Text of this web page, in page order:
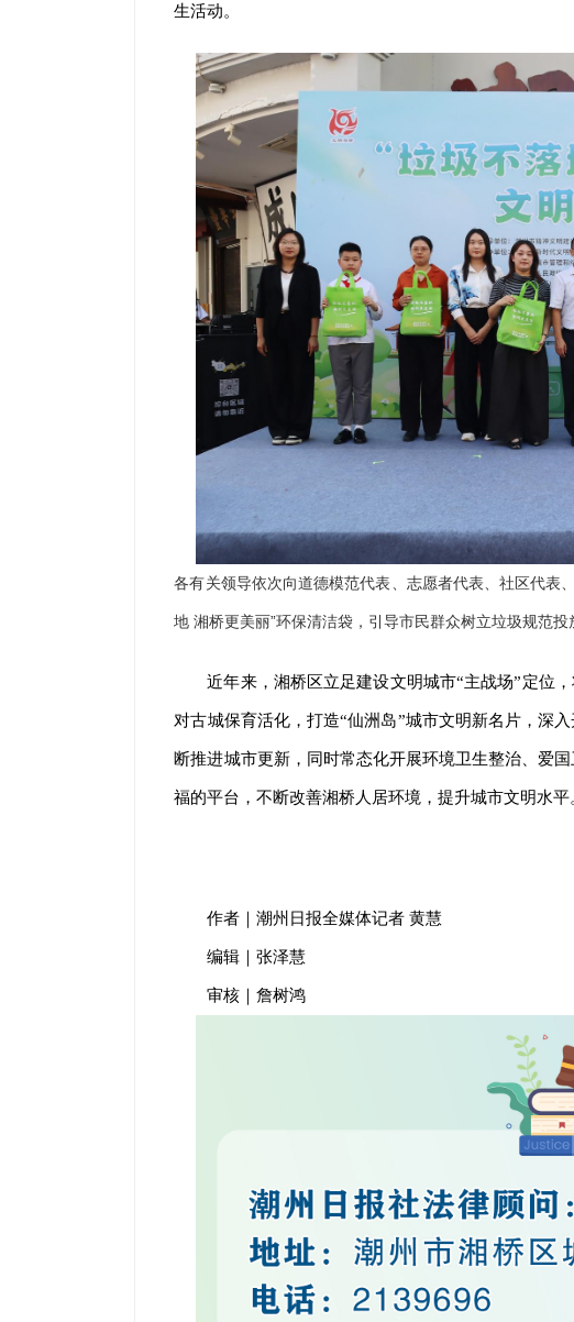
生活动。
各有关领导依次向道德模范代表、志愿者代表、社区代表
地 湘桥更美丽”环保清洁袋，引导市民群众树立垃圾规范投
近年来，湘桥区立足建设文明城市“主战场”定位
对古城保育活化，打造“仙洲岛”城市文明新名片，深
断推进城市更新，同时常态化开展环境卫生整治、爱
福的平台，不断改善湘桥人居环境，提升城市文明水平
作者｜潮州日报全媒体记者 黄慧
编辑｜张泽慧
审核｜詹树鸿